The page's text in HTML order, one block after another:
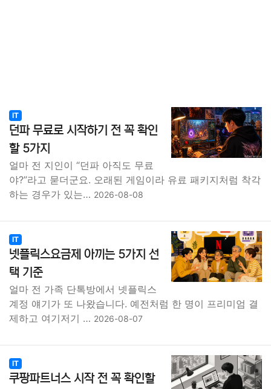
IT
던파 무료로 시작하기 전 꼭 확인
할 5가지
얼마 전 지인이 “던파 아직도 무료
야?”라고 묻더군요. 오래된 게임이라 유료 패키지처럼 착각
하는 경우가 있는… 2026-08-08
IT
넷플릭스요금제 아끼는 5가지 선
택 기준
얼마 전 가족 단톡방에서 넷플릭스
계정 얘기가 또 나왔습니다. 예전처럼 한 명이 프리미엄 결
제하고 여기저기 … 2026-08-07
IT
쿠팡파트너스 시작 전 꼭 확인할